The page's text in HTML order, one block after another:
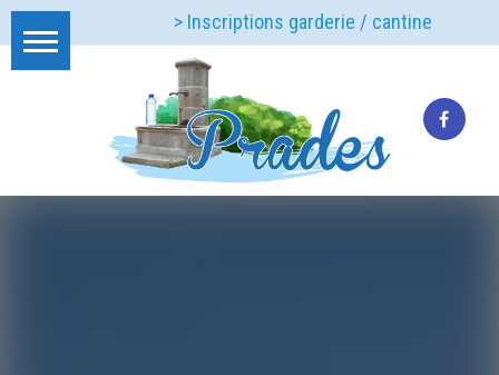
> Inscriptions garderie / cantine